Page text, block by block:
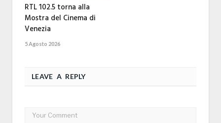
RTL 102.5 torna alla
Mostra del Cinema di
Venezia
5 Agosto 2026
LEAVE A REPLY